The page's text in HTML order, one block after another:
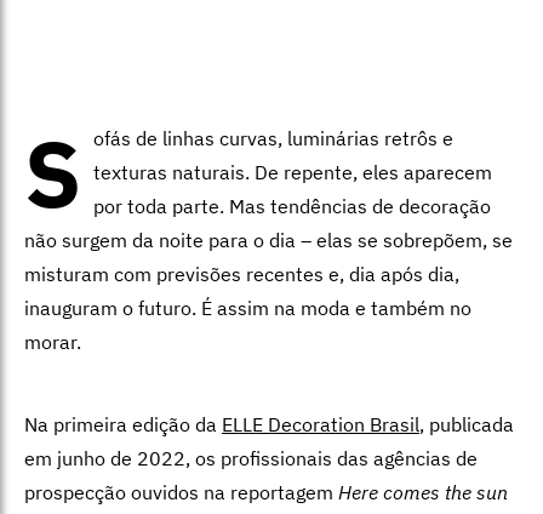
S
ofás de linhas curvas, luminárias retrôs e
texturas naturais. De repente, eles aparecem
por toda parte. Mas tendências de decoração
não surgem da noite para o dia – elas se sobrepõem, se
misturam com previsões recentes e, dia após dia,
inauguram o futuro. É assim na moda e também no
morar.
Na primeira edição da ELLE Decoration Brasil, publicada
em junho de 2022, os profissionais das agências de
prospecção ouvidos na reportagem Here comes the sun